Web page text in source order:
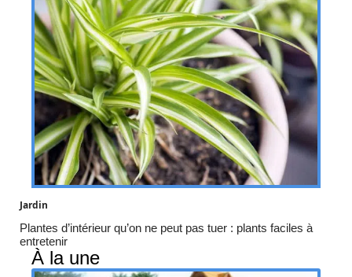
Jardin
Plantes d’intérieur qu’on ne peut pas tuer : plants faciles à
entretenir
À la une